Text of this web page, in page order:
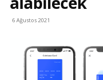
6 Ağustos 2021